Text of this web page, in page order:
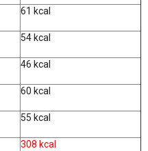
61 kcal
54 kcal
46 kcal
60 kcal
55 kcal
308 kcal